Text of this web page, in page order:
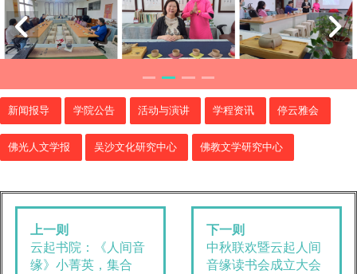
新闻报导 学院公告 活动与演讲 学程资讯 停云雅会
佛光人文学报 吴沙文化研究中心 佛教文学研究中心
上一则
云起书院：《人间音
缘》小菁英，集合
下一则
中秋联欢暨云起人间
音缘读书会成立大会